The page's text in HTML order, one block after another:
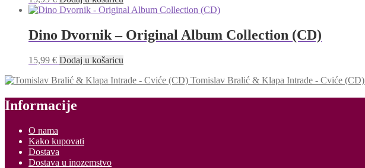
Dino Dvornik – Original Album Collection (CD)
15,99 € Dodaj u košaricu
Tomislav Bralić & Klapa Intrade - Cviće (CD)
Informacije
O nama
Kako kupovati
Dostava
Dostava u inozemstvo